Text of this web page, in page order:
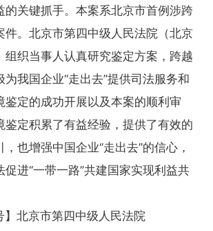
的关键抓手。本案系北京市首例涉跨
件。北京市第四中级人民法院（北京
组织当事人认真研究鉴定方案，跨越
我国企业“走出去”提供司法服务和
鉴定的成功开展以及本案的顺利审
鉴定积累了有益经验，提供了有效的
也增强中国企业“走出去”的信心，
促进“一带一路”共建国家实现利益共
】北京市第四中级人民法院